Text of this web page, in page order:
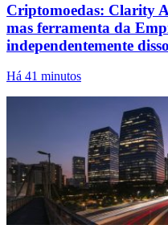
Criptomoedas: Clarity
mas ferramenta da
independentemente disso
Há 41 minutos